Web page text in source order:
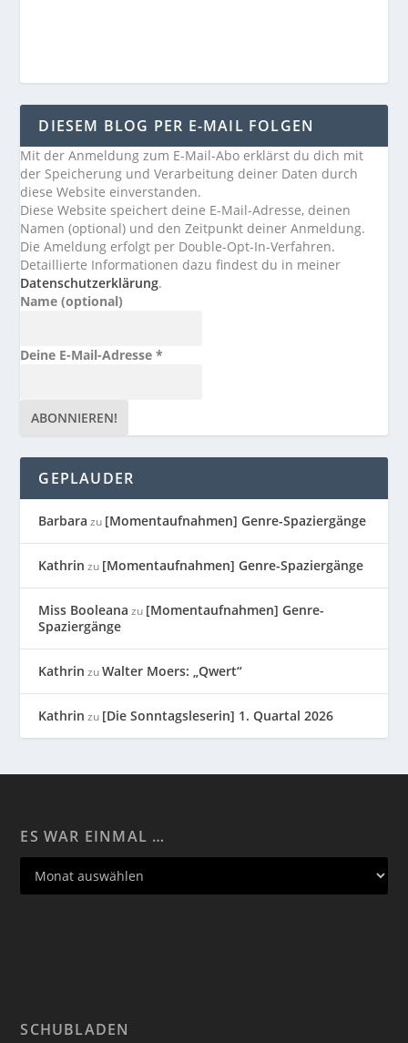
DIESEM BLOG PER E-MAIL FOLGEN
Mit der Anmeldung zum E-Mail-Abo erklärst du dich mit
der Speicherung und Verarbeitung deiner Daten durch
diese Website einverstanden.
Diese Website speichert deine E-Mail-Adresse, deinen
Namen (optional) und den Zeitpunkt deiner Anmeldung.
Die Ameldung erfolgt per Double-Opt-In-Verfahren.
Detaillierte Informationen dazu findest du in meiner
Datenschutzerklärung.
Name (optional)
Deine E-Mail-Adresse*
GEPLAUDER
Barbara zu [Momentaufnahmen] Genre-Spaziergänge
Kathrin zu [Momentaufnahmen] Genre-Spaziergänge
Miss Booleana zu [Momentaufnahmen] Genre-
Spaziergänge
Kathrin zuWalter Moers: „Qwert“
Kathrin zu [Die Sonntagsleserin] 1. Quartal 2026
ES WAR EINMAL …
SCHUBLADEN